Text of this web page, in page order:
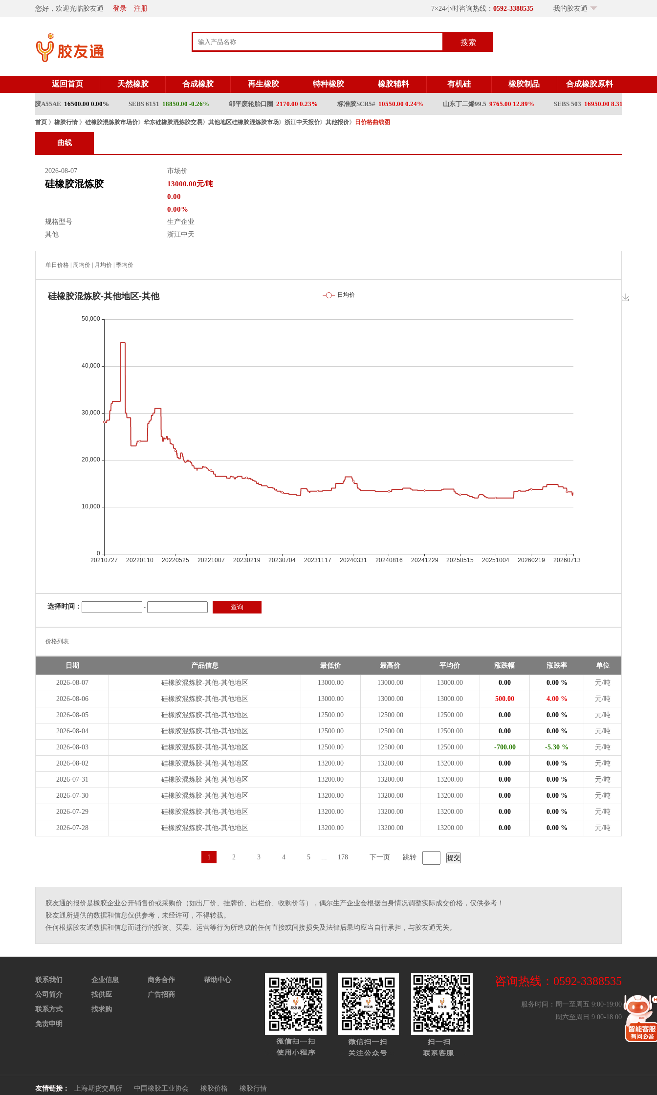
您好，欢迎光临胶友通 登录 注册 7×24小时咨询热线： 0592-3388535 我的胶友通
搜索
返回首页 天然橡胶 合成橡胶 再生橡胶 特种橡胶 橡胶辅料 有机硅 橡胶制品 合成橡胶原料
顺丁橡胶A55AE16500.00 0.00% SEBS 615118850.00 -0.26% 邹平废轮胎口圈2170.00 0.23% 标准胶SCR5#10550.00 0.24% 山东丁二烯99.59765.00 12.89% SEBS 50316950.00 8.31%
首页 》 橡胶行情 》 硅橡胶混炼胶市场价》 华东硅橡胶混炼胶交易》 其他地区硅橡胶混炼胶市场》 浙江中天报价》 其他报价》 日价格曲线图
曲线
2026-08-07 市场价
硅橡胶混炼胶
13000.00元/吨
0.00
0.00%
规格型号
生产企业
其他
浙江中天
单日价格 周均价 月均价 季均价
选择时间： -
价格列表
日期 产品信息 最低价 最高价 平均价 涨跌幅 涨跌率 单位
2026-08-07 硅橡胶混炼胶-其他-其他地区 13000.00 13000.00 13000.00 0.00 0.00 % 元/吨
2026-08-06 硅橡胶混炼胶-其他-其他地区 13000.00 13000.00 13000.00 500.00 4.00 % 元/吨
2026-08-05 硅橡胶混炼胶-其他-其他地区 12500.00 12500.00 12500.00 0.00 0.00 % 元/吨
2026-08-04 硅橡胶混炼胶-其他-其他地区 12500.00 12500.00 12500.00 0.00 0.00 % 元/吨
2026-08-03 硅橡胶混炼胶-其他-其他地区 12500.00 12500.00 12500.00 -700.00 -5.30 % 元/吨
2026-08-02 硅橡胶混炼胶-其他-其他地区 13200.00 13200.00 13200.00 0.00 0.00 % 元/吨
2026-07-31 硅橡胶混炼胶-其他-其他地区 13200.00 13200.00 13200.00 0.00 0.00 % 元/吨
2026-07-30 硅橡胶混炼胶-其他-其他地区 13200.00 13200.00 13200.00 0.00 0.00 % 元/吨
2026-07-29 硅橡胶混炼胶-其他-其他地区 13200.00 13200.00 13200.00 0.00 0.00 % 元/吨
2026-07-28 硅橡胶混炼胶-其他-其他地区 13200.00 13200.00 13200.00 0.00 0.00 % 元/吨
1 2 3 4 5 ... 178 下一页 跳转
胶友通的报价是橡胶企业公开销售价或采购价（如出厂价、挂牌价、出栏价、收购价等），偶尔生产企业会根据自身情况调整实际成交价格，仅供参考！
胶友通所提供的数据和信息仅供参考，未经许可，不得转载。
任何根据胶友通数据和信息而进行的投资、买卖、运营等行为所造成的任何直接或间接损失及法律后果均应当自行承担，与胶友通无关。
联系我们
公司简介
联系方式
免责申明
企业信息
找供应
找求购
商务合作
广告招商
帮助中心 咨询热线：0592-3388535
服务时间：周一至周五 9:00-19:00
周六至周日 9:00-18:00
友情链接： 上海期货交易所 中国橡胶工业协会 橡胶价格 橡胶行情